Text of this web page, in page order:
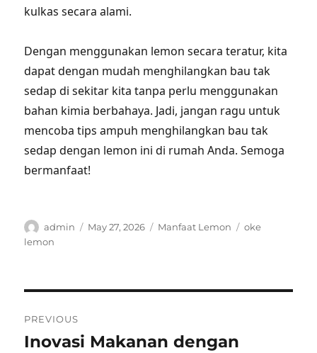
kulkas secara alami.
Dengan menggunakan lemon secara teratur, kita
dapat dengan mudah menghilangkan bau tak
sedap di sekitar kita tanpa perlu menggunakan
bahan kimia berbahaya. Jadi, jangan ragu untuk
mencoba tips ampuh menghilangkan bau tak
sedap dengan lemon ini di rumah Anda. Semoga
bermanfaat!
Author
admin
Posted
May 27, 2026 Categories
Manfaat Lemon Tags
oke
lemon
navigation
PREVIOUS
Previous
Inovasi Makanan dengan